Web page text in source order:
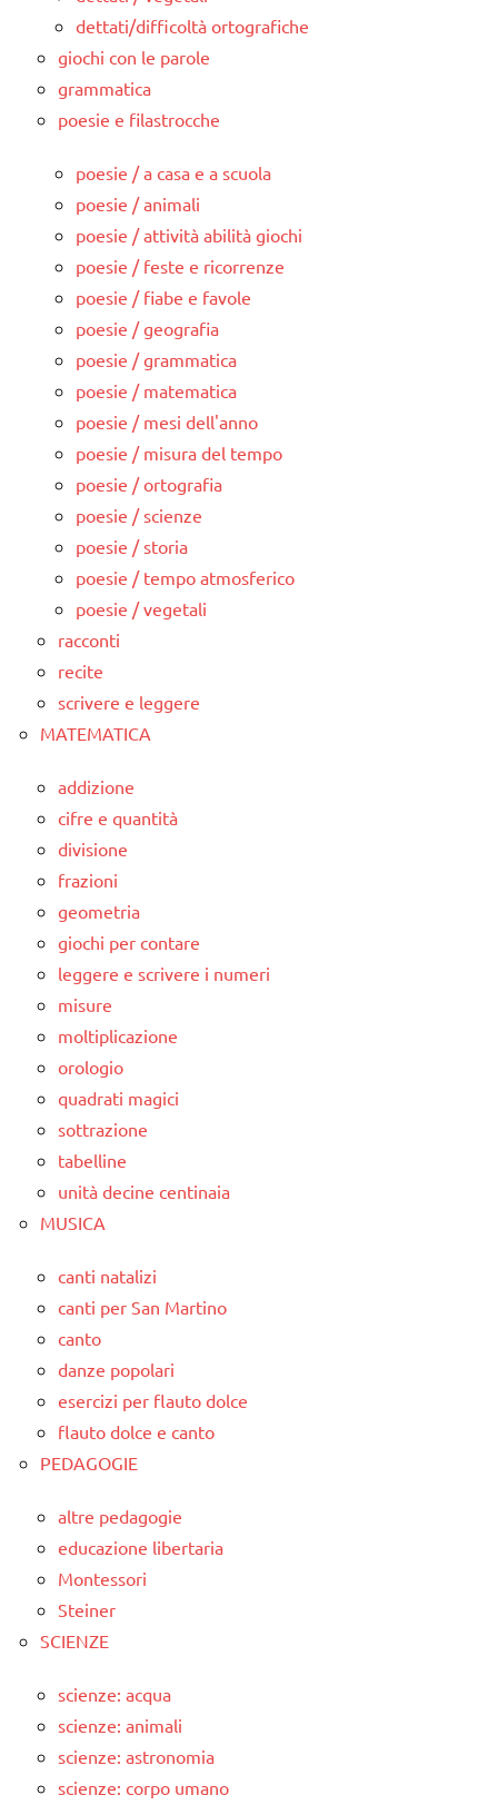
dettati/difficoltà ortografiche
giochi con le parole
grammatica
poesie e filastrocche
poesie / a casa e a scuola
poesie / animali
poesie / attività abilità giochi
poesie / feste e ricorrenze
poesie / fiabe e favole
poesie / geografia
poesie / grammatica
poesie / matematica
poesie / mesi dell'anno
poesie / misura del tempo
poesie / ortografia
poesie / scienze
poesie / storia
poesie / tempo atmosferico
poesie / vegetali
racconti
recite
scrivere e leggere
MATEMATICA
addizione
cifre e quantità
divisione
frazioni
geometria
giochi per contare
leggere e scrivere i numeri
misure
moltiplicazione
orologio
quadrati magici
sottrazione
tabelline
unità decine centinaia
MUSICA
canti natalizi
canti per San Martino
canto
danze popolari
esercizi per flauto dolce
flauto dolce e canto
PEDAGOGIE
altre pedagogie
educazione libertaria
Montessori
Steiner
SCIENZE
scienze: acqua
scienze: animali
scienze: astronomia
scienze: corpo umano